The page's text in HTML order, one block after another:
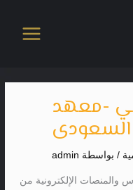
-معهد
السعودى
/ بواسطة admin
والمنصات الإلكترونية من